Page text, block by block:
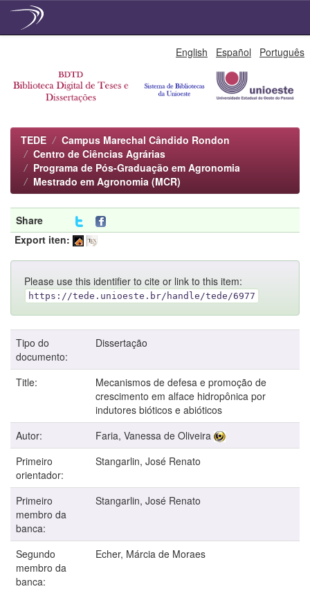
English Español Português
TEDE
Campus Marechal Cândido Rondon
Centro de Ciências Agrárias
Programa de Pós-Graduação em Agronomia
Mestrado em Agronomia (MCR)
Share
Export iten:
Please use this identifier to cite or link to this item:
https://tede.unioeste.br/handle/tede/6977
Tipo do
documento:
Dissertação
Title:
Mecanismos de defesa e promoção de
crescimento em alface hidropônica por
indutores bióticos e abióticos
Autor:
Faria, Vanessa de Oliveira
Primeiro
orientador:
Stangarlin, José Renato
Primeiro
membro da
banca:
Stangarlin, José Renato
Segundo
membro da
banca:
Echer, Márcia de Moraes